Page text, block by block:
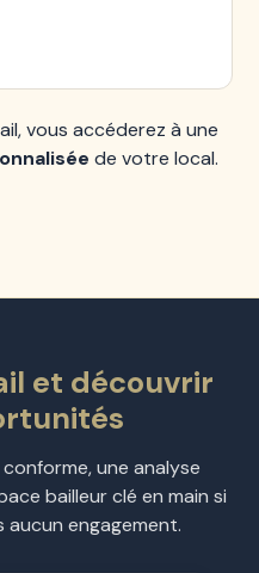
vous accéderez à une
de votre local.
et découvrir
une analyse
bailleur clé en main si
aucun engagement.